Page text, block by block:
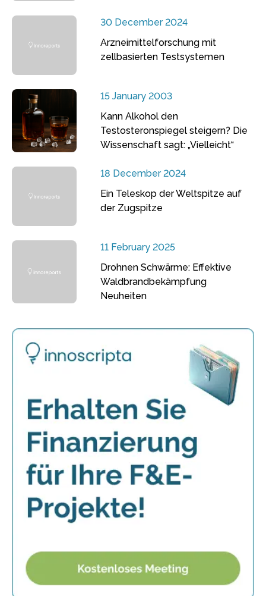
30 December 2024
Arzneimittelforschung mit
zellbasierten Testsystemen
15 January 2003
Kann Alkohol den
Testosteronspiegel steigern? Die
Wissenschaft sagt: „Vielleicht“
18 December 2024
Ein Teleskop der Weltspitze auf
der Zugspitze
11 February 2025
Drohnen Schwärme: Effektive
Waldbrandbekämpfung
Neuheiten